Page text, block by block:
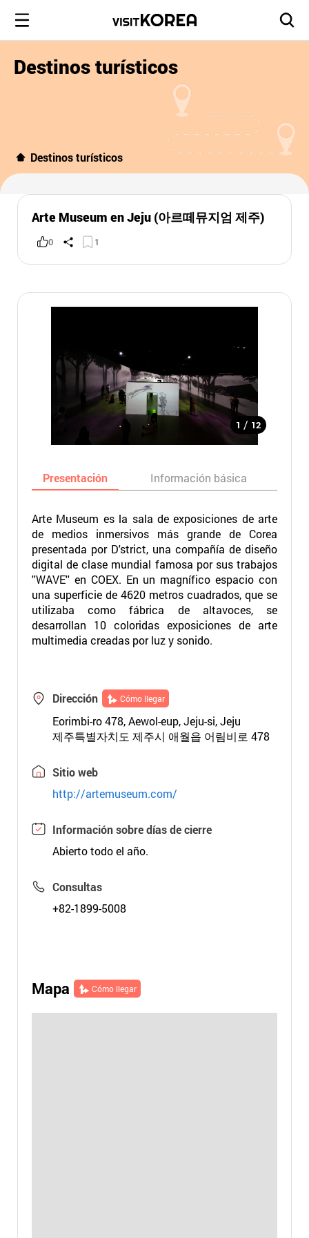
Destinos turísticos
Destinos turísticos
Arte Museum en Jeju (아르떼뮤지엄 제주)
0 1
1 / 12
Presentación Información básica
Arte Museum es la sala de exposiciones de arte
de medios inmersivos más grande de Corea
presentada por D'strict, una compañía de diseño
digital de clase mundial famosa por sus trabajos
''WAVE'' en COEX. En un magnífico espacio con
una superficie de 4620 metros cuadrados, que se
utilizaba como fábrica de altavoces, se
desarrollan 10 coloridas exposiciones de arte
multimedia creadas por luz y sonido.
Dirección Cómo llegar
Eorimbi-ro 478, Aewol-eup, Jeju-si, Jeju
제주특별자치도 제주시 애월읍 어림비로 478
Sitio web
http://artemuseum.com/
Información sobre días de cierre
Abierto todo el año.
Consultas
+82-1899-5008
Mapa Cómo llegar